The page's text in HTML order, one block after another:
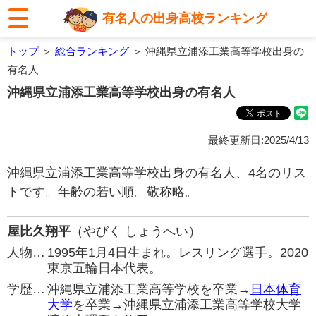
有名人の出身高校ランキング
トップ＞ 総合ランキング ＞ 沖縄県立浦添工業高等学校出身の
有名人
沖縄県立浦添工業高等学校出身の有名人
最終更新日:2025/4/13
沖縄県立浦添工業高等学校出身の有名人、4名のリス
トです。年齢の若い順。敬称略。
屋比久翔平 （やびく しょうへい）
人物… 1995年1月4日生まれ。レスリング選手。2020
東京五輪日本代表。
学歴… 沖縄県立浦添工業高等学校を卒業→ 日本体育
大学を卒業→沖縄県立浦添工業高等学校大学